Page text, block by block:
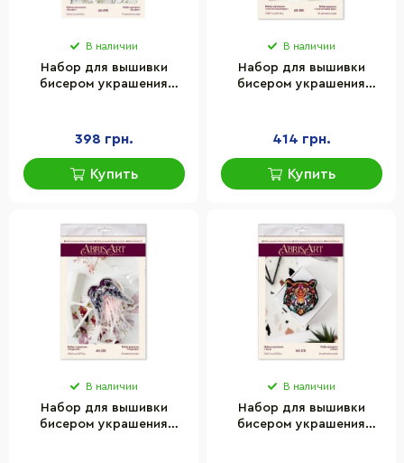
В наличии
Набор для вышивки
бисером украшения
398 грн.
Купить
В наличии
Набор для вышивки
бисером украшения
натуральном холсте
414 грн.
Купить
В наличии
Набор для вышивки
бисером украшения
В наличии
Набор для вышивки
бисером украшения